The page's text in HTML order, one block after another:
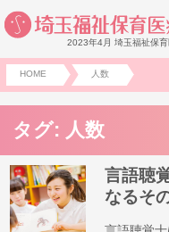
2023年4月 埼玉福祉保
HOME 人数
タグ: 人数
言語聴
なるそ